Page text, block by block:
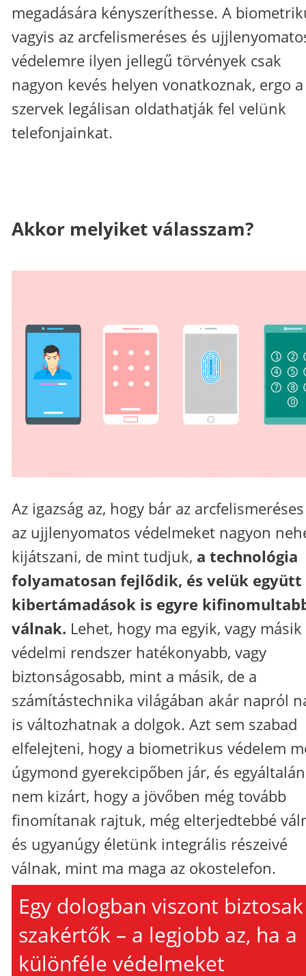
megadására kényszeríthesse. A
vagyis az arcfelismeréses és
védelemre ilyen jellegű törvények csak
nagyon kevés helyen vonatkoznak, ergo a
szervek legálisan oldathatják fel velünk
telefonjainkat.
Akkor melyiket válasszam?
Az igazság az, hogy bár az
az ujjlenyomatos védelmeket nagyon
kijátszani, de mint tudjuk, a technológia
folyamatosan fejlődik, és velük együtt
kibertámadások is egyre
válnak. Lehet, hogy ma egyik, vagy másik
védelmi rendszer hatékonyabb, vagy
biztonságosabb, mint a másik, de a
számítástechnika világában akár napról
is változhatnak a dolgok. Azt sem szabad
elfelejteni, hogy a biometrikus védelem
úgymond gyerekcipőben jár, és egyáltalán
nem kizárt, hogy a jövőben még tovább
finomítanak rajtuk, még elterjedtebbé
és ugyanúgy életünk integrális részeivé
válnak, mint ma maga az okostelefon.
Egy dologban viszont
szakértők – a legjobb az, ha a
különféle védelmeket